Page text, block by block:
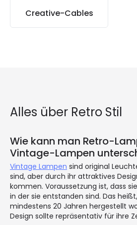
Creative-Cables
Alles über Retro Stil
Wie kann man Retro-
Vintage-Lampen
Vintage Lampen sind original
sind, aber durch ihr attraktives
kommen. Voraussetzung ist, dass
in der sie entstanden sind. Das
mindestens 20 Jahren hergestellt
Design sollte repräsentativ für ihre